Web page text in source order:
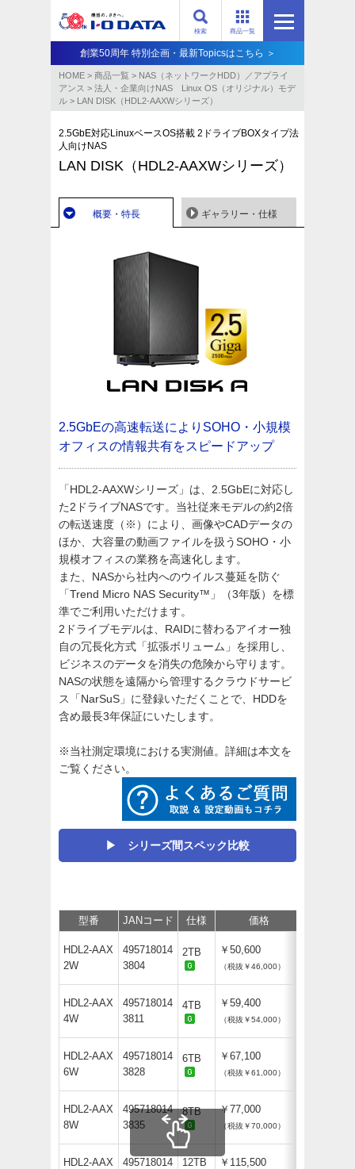
商品一覧
検索
創業50周年 特別企画・最新Topicsはこちら ＞
HOME > 商品一覧 > NAS（ネットワークHDD）／アプライ
アンス​ > 法人・企業向けNAS Linux OS（オリジナル）モデ
ル > LAN DISK（HDL2-AAXWシリーズ）
2.5GbE対応LinuxベースOS搭載 2ドライブBOXタイプ法
人向けNAS
LAN DISK（HDL2-AAXWシリーズ）
概要・特長 ギャラリー・仕様
2.5GbEの高速転送によりSOHO・小規模
オフィスの情報共有をスピードアップ
「HDL2-AAXWシリーズ」は、2.5GbEに対応し
た2ドライブNASです。当社従来モデルの約2倍
の転送速度（※）により、画像やCADデータの
ほか、大容量の動画ファイルを扱うSOHO・小
規模オフィスの業務を高速化します。
また、NASから社内へのウイルス蔓延を防ぐ
「Trend Micro NAS Security™」（3年版）を標
準でご利用いただけます。
2ドライブモデルは、RAIDに替わるアイオー独
自の冗長化方式「拡張ボリューム」を採用し、
ビジネスのデータを消失の危険から守ります。
NASの状態を遠隔から管理するクラウドサービ
ス「NarSuS」に登録いただくことで、HDDを
含め最長3年保証にいたします。
※当社測定環境における実測値。詳細は本文を
ご覧ください。
▶ シリーズ間スペック比較
型番 JANコード 仕様 価格
HDL2-AAX
2W
495718014
3804
2TB ￥50,600
（税抜￥46,000）
HDL2-AAX
4W
495718014
3811
4TB ￥59,400
（税抜￥54,000）
HDL2-AAX
6W
495718014
3828
6TB ￥67,100
（税抜￥61,000）
HDL2-AAX
8W
495718014
3835
8TB ￥77,000
（税抜￥70,000）
HDL2-AAX
495718014
12TB ￥115,500